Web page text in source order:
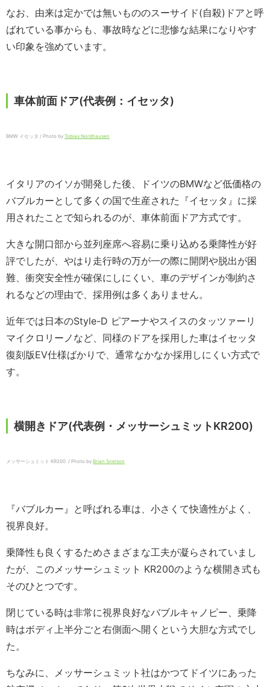
なお、由来は定かでは無いもののスーサイド(自殺)ドアと呼
ばれている事からも、事故時などに悲惨な結果になりやす
い印象を強めています。
車体前面ドア(代表例：イセッタ)
BMW イセッタ / Photo by Tobias Nordhausen
イタリアのイソが開発した後、ドイツのBMWなど低価格の
バブルカーとして多くの国で生産された『イセッタ』に採
用されたことで知られるのが、車体前面ドア方式です。
大きな開口部から並列座席へ容易に乗り込める乗降性が好
評でしたが、やはり走行時の万が一の際に開閉や脱出が困
難、衝突安全性が確保にしにくい、車のデザインが制約さ
れるなどの理由で、採用例は多くありません。
近年では日本のStyle-D ピアーナやスイスのタッツァーリ
マイクロリーノなど、同様のドアを採用した車はイセッタ
復刻版EV仕様ばかりで、通常なかなか採用しにくい方式で
す。
横開きドア(代表例・メッサーシュミットKR200)
メッサーシュミット KR200 / Photo by Brian Snelson
『バブルカー』と呼ばれる車は、小さくて快適性がよく、
視界良好。
乗降性も良くするためさまざまな工夫が凝らされていまし
たが、このメッサーシュミット KR200のような横開き式も
そのひとつです。
閉じている時は非常に視界良好なバブルキャノピー、乗降
時はボディ上半分ごと右側面へ開くという大胆な方式でし
た。
ちなみに、メッサーシュミット社はかつてドイツにあった